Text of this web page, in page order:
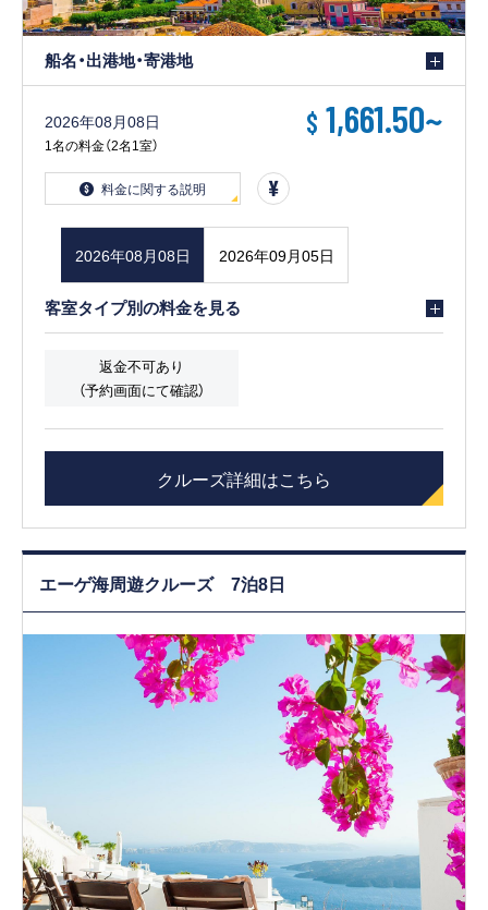
よくあるご質問
ロイヤルカリビアンが選ば
船名・出港地・寄港地
2026年08月08日
1名の料金（2名1室）
$ 1,661.50~
料金に関する説明
2026年08月08日 2026年09月05日
客室タイプ別の料金を見る
返金不可あり
（予約画面にて確認）
クルーズ詳細はこちら
エーゲ海周遊クルーズ 7泊8日